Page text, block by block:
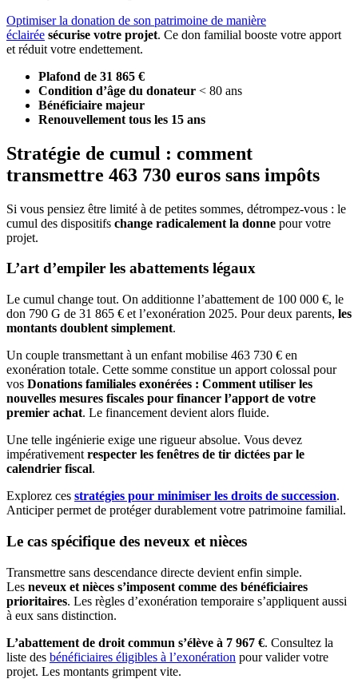
Optimiser la donation de son patrimoine de manière
éclairée sécurise votre projet. Ce don familial booste votre apport
et réduit votre endettement.
Plafond de 31 865 €
Condition d’âge du donateur < 80 ans
Bénéficiaire majeur
Renouvellement tous les 15 ans
Stratégie de cumul : comment
transmettre 463 730 euros sans impôts
Si vous pensiez être limité à de petites sommes, détrompez-vous : le
cumul des dispositifs change radicalement la donne pour votre
projet.
L’art d’empiler les abattements légaux
Le cumul change tout. On additionne l’abattement de 100 000 €, le
don 790 G de 31 865 € et l’exonération 2025. Pour deux parents, les
montants doublent simplement.
Un couple transmettant à un enfant mobilise 463 730 € en
exonération totale. Cette somme constitue un apport colossal pour
vos Donations familiales exonérées : Comment utiliser les
nouvelles mesures fiscales pour financer l’apport de votre
premier achat. Le financement devient alors fluide.
Une telle ingénierie exige une rigueur absolue. Vous devez
impérativement respecter les fenêtres de tir dictées par le
calendrier fiscal.
Explorez ces stratégies pour minimiser les droits de succession.
Anticiper permet de protéger durablement votre patrimoine familial.
Le cas spécifique des neveux et nièces
Transmettre sans descendance directe devient enfin simple.
Les neveux et nièces s’imposent comme des bénéficiaires
prioritaires. Les règles d’exonération temporaire s’appliquent aussi
à eux sans distinction.
L’abattement de droit commun s’élève à 7 967 €. Consultez la
liste des bénéficiaires éligibles à l’exonération pour valider votre
projet. Les montants grimpent vite.